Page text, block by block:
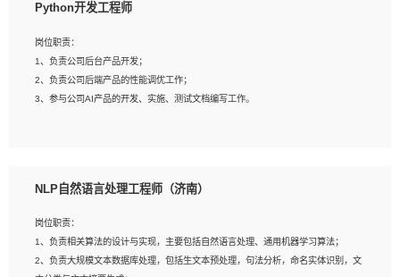
3、熟悉react/vue/angular任何一种前端框架，熟悉react优先；
5、善于沟通，具有团队意识；
Python开发工程师
岗位职责：
1、负责公司后台产品开发；
2、负责公司后端产品的性能调优工作；
3、参与公司AI产品的开发、实施、测试文档编写工作。
验的更佳；
3、熟悉数据库开发，熟悉Mysql、Oracle、MongoDb数据库应用开发其中一种；
4、熟悉Python Wed框架（Django/Flask...）代码能力优秀，熟悉编码规范和具备
良好的文档编写能力）；
NLP自然语言处理工程师（济南）
岗位职责：
1、负责相关算法的设计与实现，主要包括自然语言处理、通用机器学习算法；
2、负责大规模文本数据库处理，包括生文本预处理，句法分析，命名实体识别，文